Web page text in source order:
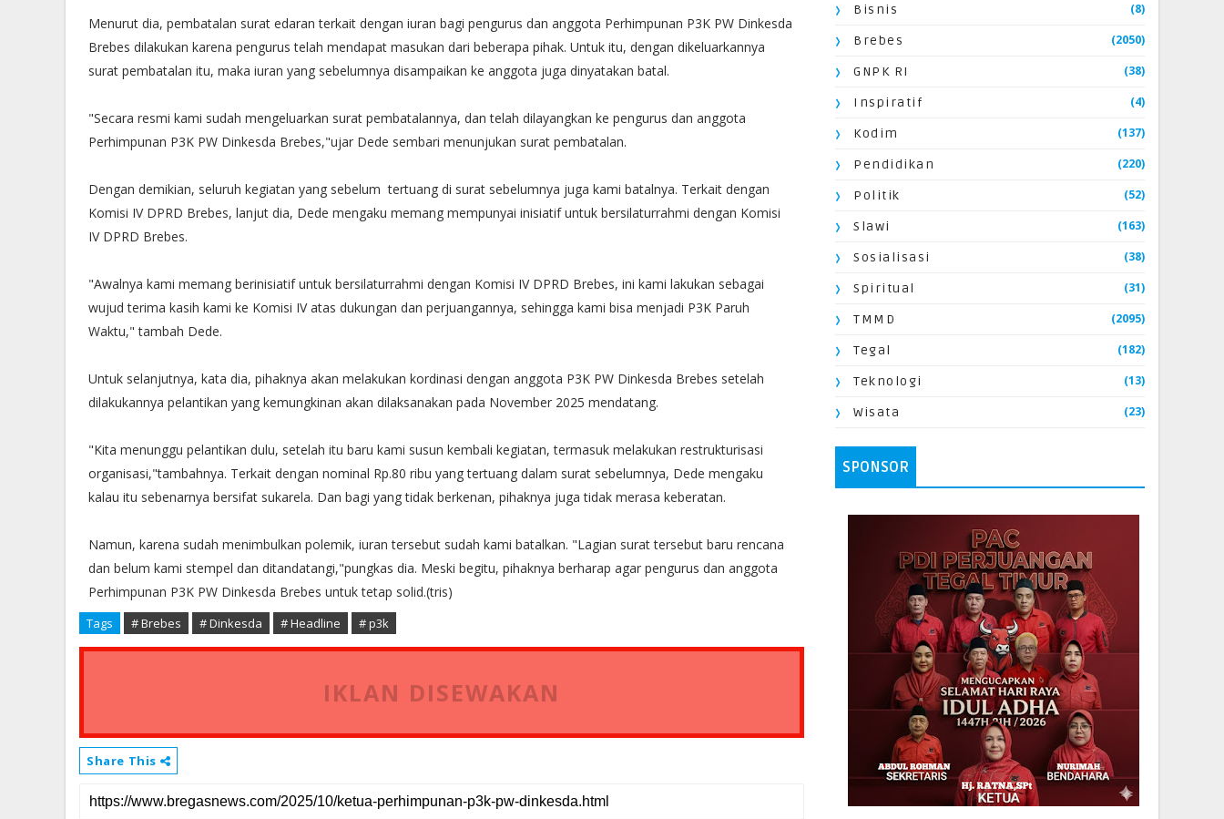
Menurut dia, pembatalan surat edaran terkait dengan iuran bagi pengurus dan anggota Perhimpunan P3K PW Dinkesda
Brebes dilakukan karena pengurus telah mendapat masukan dari beberapa pihak. Untuk itu, dengan dikeluarkannya
surat pembatalan itu, maka iuran yang sebelumnya disampaikan ke anggota juga dinyatakan batal.
"Secara resmi kami sudah mengeluarkan surat pembatalannya, dan telah dilayangkan ke pengurus dan anggota
Perhimpunan P3K PW Dinkesda Brebes,"ujar Dede sembari menunjukan surat pembatalan.
Dengan demikian, seluruh kegiatan yang sebelum tertuang di surat sebelumnya juga kami batalnya. Terkait dengan
Komisi IV DPRD Brebes, lanjut dia, Dede mengaku memang mempunyai inisiatif untuk bersilaturrahmi dengan Komisi
IV DPRD Brebes.
"Awalnya kami memang berinisiatif untuk bersilaturrahmi dengan Komisi IV DPRD Brebes, ini kami lakukan sebagai
wujud terima kasih kami ke Komisi IV atas dukungan dan perjuangannya, sehingga kami bisa menjadi P3K Paruh
Waktu," tambah Dede.
Untuk selanjutnya, kata dia, pihaknya akan melakukan kordinasi dengan anggota P3K PW Dinkesda Brebes setelah
dilakukannya pelantikan yang kemungkinan akan dilaksanakan pada November 2025 mendatang.
"Kita menunggu pelantikan dulu, setelah itu baru kami susun kembali kegiatan, termasuk melakukan restrukturisasi
organisasi,"tambahnya. Terkait dengan nominal Rp.80 ribu yang tertuang dalam surat sebelumnya, Dede mengaku
kalau itu sebenarnya bersifat sukarela. Dan bagi yang tidak berkenan, pihaknya juga tidak merasa keberatan.
Namun, karena sudah menimbulkan polemik, iuran tersebut sudah kami batalkan. "Lagian surat tersebut baru rencana
dan belum kami stempel dan ditandatangi,"pungkas dia. Meski begitu, pihaknya berharap agar pengurus dan anggota
Perhimpunan P3K PW Dinkesda Brebes untuk tetap solid.(tris)
Tags # Brebes # Dinkesda # Headline # p3k
IKLAN DISEWAKAN
Share This
Bisnis (8)
Brebes (2050)
GNPK RI (38)
Inspiratif (4)
Kodim (137)
Pendidikan (220)
Politik (52)
Slawi (163)
Sosialisasi (38)
Spiritual (31)
TMMD (2095)
Tegal (182)
Teknologi (13)
Wisata (23)
SPONSOR